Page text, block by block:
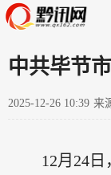
中共毕节
2025-12-26 10:39 来
12月24